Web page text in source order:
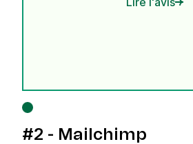
#2 - Mailchimp